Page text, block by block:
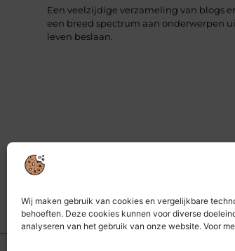
Wij maken gebruik van cookies en vergelijkbare
behoeften. Deze cookies kunnen voor diverse
analyseren van het gebruik van onze website. Voor
Een veelzijdige verzameling van blogs
een breed spectrum aan onderwerpen
leven beslaan.